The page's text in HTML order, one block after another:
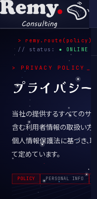
> remy.route( policy )
// status:
● ONLINE
> PRIVACY POLICY
プライバシー
当社の提供するすべてのサ
含む利用者情報の取扱い方
個人情報保護法に基づき、
て定めています。
POLICY PERSONAL INFO